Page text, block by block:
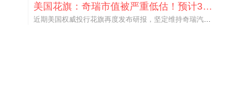
美国花旗：奇瑞市值被严重低估！预计36港元/股
近期美国权威投行花旗再度发布研报，坚定维持奇瑞汽车（09973.HK）买入评级，将其合理目标价定格在36港元/股。对照公司最新25.46港元的二级市场现价，这一目标价意味着股价存在41.4%的可观上行空间，花旗直言，当前资本市场受短期市场情绪、国内车市价格战扰动，明显低估了奇瑞长期价值与全球化成长潜力。